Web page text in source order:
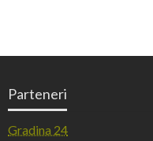
Parteneri
Gradina 24